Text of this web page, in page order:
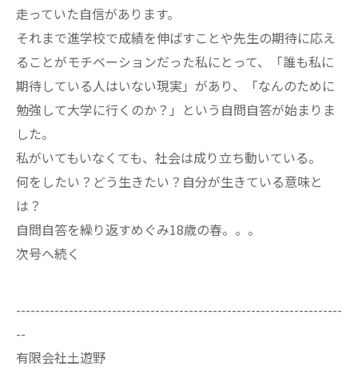
走っていた自信があります。
それまで進学校で成績を伸ばすことや先生の期待に応え
ることがモチベーションだった私にとって、「誰も私に
期待している人はいない現実」があり、「なんのために
勉強して大学に行くのか？」という自問自答が始まりま
した。
私がいてもいなくても、社会は成り立ち動いている。
何をしたい？どう生きたい？自分が生きている意味と
は？
自問自答を繰り返すめぐみ18歳の春。。。
次号へ続く
--------------------------------------------------------------------
--
有限会社土遊野